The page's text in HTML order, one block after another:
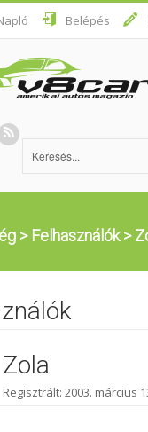
Belépés
> Felhasználók>
Zola
Regisztrált: 2003. március